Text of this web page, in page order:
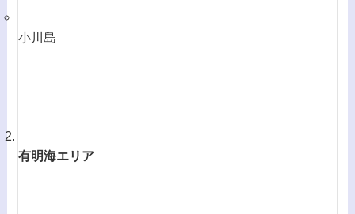
小川島
有明海エリア